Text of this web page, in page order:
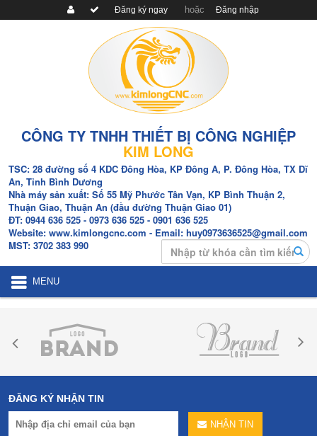
Đăng ký ngay hoặc Đăng nhập
CÔNG TY TNHH THIẾT BỊ CÔNG NGHIỆP
KIM LONG
TSC: 28 đường số 4 KDC Đông Hòa, KP Đông A, P. Đông Hòa, TX Dĩ
An, Tỉnh Bình Dương
Nhà máy sản xuất: Số 55 Mỹ Phước Tân Vạn, KP Bình Thuận 2,
Thuận Giao, Thuận An (đầu đường Thuận Giao 01)
ĐT: 0944 636 525 - 0973 636 525 - 0901 636 525
Website: www.kimlongcnc.com - Email: huy0973636525@gmail.com
MST: 3702 383 990
MENU
ĐĂNG KÝ NHẬN TIN
NHẬN TIN